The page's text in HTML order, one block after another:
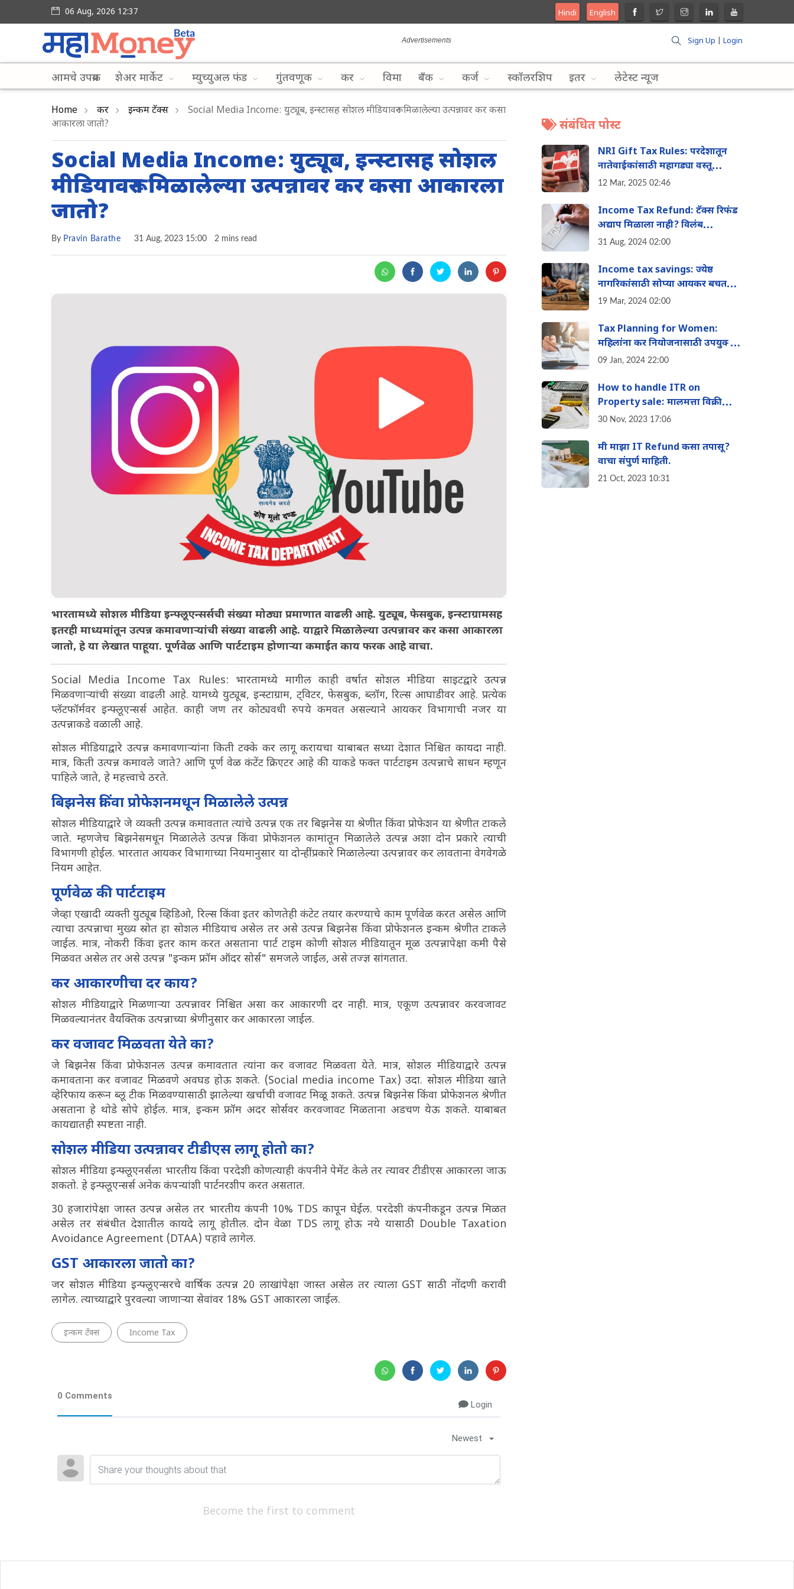
06 Aug, 2026 12:37 Hindi English
Sign Up Login
आमचे उपक्रम शेअर मार्केट म्युच्युअल फंड गुंतवणूक कर विमा बँक कर्ज स्कॉलरशिप इतर लेटेस्ट न्यूज
Home कर इन्कम टॅक्स
Social Media Income: युट्यूब, इन्स्टासह सोशल मीडियावरून मिळालेल्या उत्पन्नावर कर कसा
आकारला जातो?
Social Media Income: युट्यूब, इन्स्टासह सोशल
मीडियावरून मिळालेल्या उत्पन्नावर कर कसा आकारला
जातो?
By Pravin Barathe 31 Aug, 2023 15:00 2 mins read
भारतामध्ये सोशल मीडिया इन्फ्लूएन्सर्सची संख्या मोठ्या प्रमाणात वाढली आहे. युट्यूब, फेसबुक, इन्स्टाग्रामसह
इतरही माध्यमांतून उत्पन्न कमावणाऱ्यांची संख्या वाढली आहे. याद्वारे मिळालेल्या उत्पन्नावर कर कसा आकारला
जातो, हे या लेखात पाहूया. पूर्णवेळ आणि पार्टटाइम होणाऱ्या कमाईत काय फरक आहे वाचा.
Social Media Income Tax Rules: भारतामध्ये मागील काही वर्षात सोशल मीडिया साइटद्वारे उत्पन्न
मिळवणाऱ्यांची संख्या वाढली आहे. यामध्ये युट्यूब, इन्स्टाग्राम, ट्विटर, फेसबुक, ब्लॉग, रिल्स आघाडीवर आहे. प्रत्येक
प्लॅटफॉर्मवर इन्फ्लूएन्सर्स आहेत. काही जण तर कोट्यवधी रुपये कमवत असल्याने आयकर विभागाची नजर या
उत्पन्नाकडे वळाली आहे.
सोशल मीडियाद्वारे उत्पन्न कमावणाऱ्यांना किती टक्के कर लागू करायचा याबाबत सध्या देशात निश्चित कायदा नाही.
मात्र, किती उत्पन्न कमावले जाते? आणि पूर्ण वेळ कंटेंट क्रिएटर आहे की याकडे फक्त पार्टटाइम उत्पन्नाचे साधन म्हणून
पाहिले जाते, हे महत्त्वाचे ठरते.
बिझनेस किंवा प्रोफेशनमधून मिळालेले उत्पन्न
सोशल मीडियाद्वारे जे व्यक्ती उत्पन्न कमावतात त्यांचे उत्पन्न एक तर बिझनेस या श्रेणीत किंवा प्रोफेशन या श्रेणीत टाकले
जाते. म्हणजेच बिझनेसमधून मिळालेले उत्पन्न किंवा प्रोफेशनल कामांतून मिळालेले उत्पन्न अशा दोन प्रकारे त्याची
विभागणी होईल. भारतात आयकर विभागाच्या नियमानुसार या दोन्हींप्रकारे मिळालेल्या उत्पन्नावर कर लावताना वेगवेगळे
नियम आहेत.
पूर्णवेळ की पार्टटाइम
जेव्हा एखादी व्यक्ती युट्यूब व्हिडिओ, रिल्स किंवा इतर कोणतेही कंटेट तयार करण्याचे काम पूर्णवेळ करत असेल आणि
त्याचा उत्पन्नाचा मुख्य स्रोत हा सोशल मीडियाच असेल तर असे उत्पन्न बिझनेस किंवा प्रोफेशनल इन्कम श्रेणीत टाकले
जाईल. मात्र, नोकरी किंवा इतर काम करत असताना पार्ट टाइम कोणी सोशल मीडियातून मूळ उत्पन्नापेक्षा कमी पैसे
मिळवत असेल तर असे उत्पन्न "इन्कम फ्रॉम ऑदर सोर्स" समजले जाईल, असे तज्ज्ञ सांगतात.
कर आकारणीचा दर काय?
सोशल मीडियाद्वारे मिळणाऱ्या उत्पन्नावर निश्चित असा कर आकारणी दर नाही. मात्र, एकूण उत्पन्नावर करवजावट
मिळवल्यानंतर वैयक्तिक उत्पन्नाच्या श्रेणीनुसार कर आकारला जाईल.
कर वजावट मिळवता येते का?
जे बिझनेस किंवा प्रोफेशनल उत्पन्न कमावतात त्यांना कर वजावट मिळवता येते. मात्र, सोशल मीडियाद्वारे उत्पन्न
कमावताना कर वजावट मिळवणे अवघड होऊ शकते. (Social media income Tax) उदा. सोशल मीडिया खाते
व्हेरिफाय करून ब्लू टीक मिळवण्यासाठी झालेल्या खर्चाची वजावट मिळू शकते. उत्पन्न बिझनेस किंवा प्रोफेशनल श्रेणीत
असताना हे थोडे सोपे होईल. मात्र, इन्कम फ्रॉम अदर सोर्सवर करवजावट मिळताना अडचण येऊ शकते. याबाबत
कायद्यातही स्पष्टता नाही.
सोशल मीडिया उत्पन्नावर टीडीएस लागू होतो का?
सोशल मीडिया इन्फ्लूएनर्सला भारतीय किंवा परदेशी कोणत्याही कंपनीने पेमेंट केले तर त्यावर टीडीएस आकारला जाऊ
शकतो. हे इन्फ्लूएन्सर्स अनेक कंपन्यांशी पार्टनरशीप करत असतात.
30 हजारांपेक्षा जास्त उत्पन्न असेल तर भारतीय कंपनी 10% TDS कापून घेईल. परदेशी कंपनीकडून उत्पन्न मिळत
असेल तर संबंधीत देशातील कायदे लागू होतील. दोन वेळा TDS लागू होऊ नये यासाठी Double Taxation
Avoidance Agreement (DTAA) पहावे लागेल.
GST आकारला जातो का?
जर सोशल मीडिया इन्फ्लूएन्सरचे वार्षिक उत्पन्न 20 लाखांपेक्षा जास्त असेल तर त्याला GST साठी नोंदणी करावी
लागेल. त्याच्याद्वारे पुरवल्या जाणाऱ्या सेवांवर 18% GST आकारला जाईल.
इन्कम टॅक्स Income Tax
0 Comments
Login
Newest
Become the first to comment
संबंधित पोस्ट
NRI Gift Tax Rules: परदेशातून
नातेवाईकांसाठी महागड्या वस्तू
आणताय? 'या' नियमांकडे दुर्लक्ष
12 Mar, 2025 02:46
Income Tax Refund: टॅक्स रिफंड
अद्याप मिळाला नाही? विलंब
होण्यामागे असू शकते ‘हे’ कारण
31 Aug, 2024 02:00
Income tax savings: ज्येष्ठ
नागरिकांसाठी सोप्या आयकर बचत
युक्त्या, पहा संपूर्ण माहिती
19 Mar, 2024 02:00
Tax Planning for Women:
महिलांना कर न‍ियोजनासाठी उपयुक्त
ट‍िप्स
09 Jan, 2024 22:00
How to handle ITR on
Property sale: मालमत्ता विक्री
करताना ITR आणि कर फाइलिंग कसे
30 Nov, 2023 17:06
मी माझा IT Refund कसा तपासू?
वाचा संपुर्ण माहिती.
21 Oct, 2023 10:31